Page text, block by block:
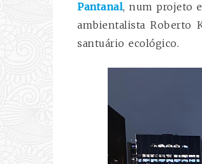
Pantanal, num projeto
ambientalista Roberto
santuário ecológico.